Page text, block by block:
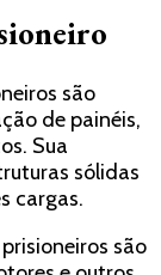
são
de painéis,
Sua
sólidas
cargas.
são